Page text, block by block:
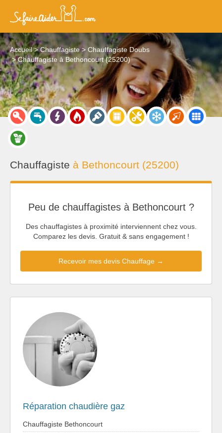
Accueil Chauffagiste
Chauffagiste Doubs
Chauffagiste à Bethoncourt (25200)
Chauffagiste à Bethoncourt (25200)
Peu de chauffagistes à Bethoncourt ?
Des chauffagistes à proximité interviennent chez vous.
Comparez les devis. Gratuit & sans engagement !
Recevoir mes devis Chauffage →
Réparation chaudière gaz
Chauffagiste Bethoncourt